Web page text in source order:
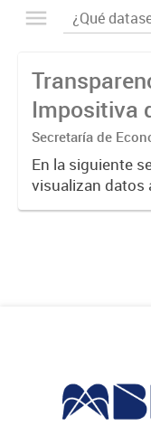
Impositiva
Municipio.
Secretaría de
En la siguiente
visualizan datos
la transparencia